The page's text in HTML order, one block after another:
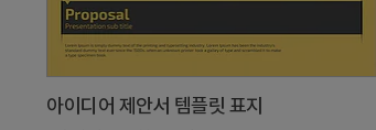
아이디어 제안서 템플릿 표지